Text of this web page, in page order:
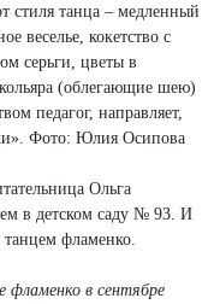
стиля танца – медленный
веселье, кокетство с
серьги, цветы в
(облегающие шею)
педагог, направляет,
Фото: Юлия Осипова
Ольга
в детском саду № 93. И
фламенко.
в сентябре